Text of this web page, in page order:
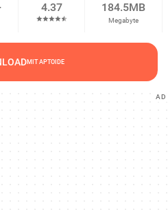
4.37 184.5MB
Megabyte
MIT APTOIDE
AD